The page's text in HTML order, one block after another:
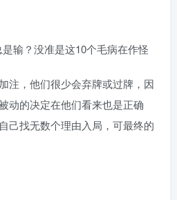
注，他们很少会弃牌或过牌，因
动的决定在他们看来也是正确
己找无数个理由入局，可最终的